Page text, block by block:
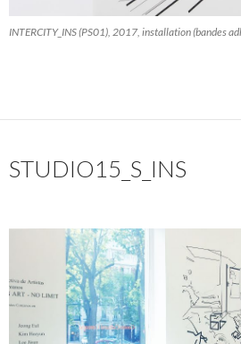
INTERCITY_INS (PS01), 2017, installation (bandes
STUDIO15_S_INS